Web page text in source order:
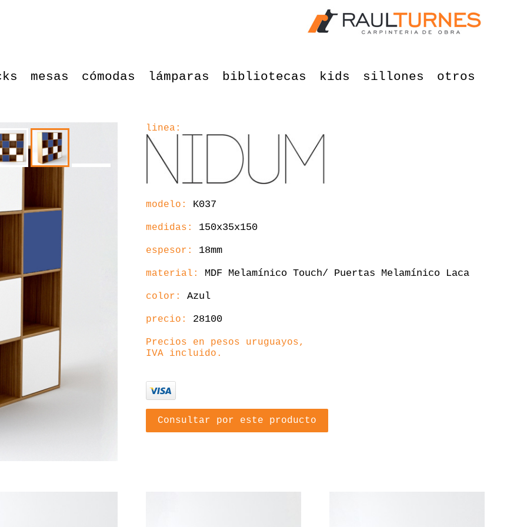
mesas cómodas lámparas bibliotecas kids sillones otros
linea:
modelo: K037
medidas: 150x35x150
espesor: 18mm
material: MDF Melamínico Touch/ Puertas Melamínico Laca
color: Azul
precio: 28100
Precios en pesos uruguayos,
IVA incluido.
Consultar por este producto